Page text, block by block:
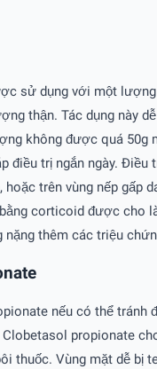
sử dụng với một
thận. Tác dụng này
không được quá
điều trị ngắn ngày.
trên vùng nếp
corticoid được
nặng thêm các triệu
nếu có thể
propionate
thuốc. Vùng mặt dễ